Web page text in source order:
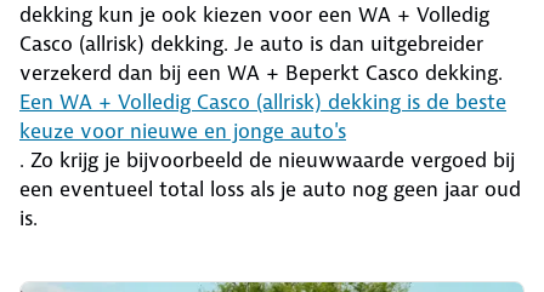
dekking kun je ook kiezen voor een WA + Volledig
Casco (allrisk) dekking. Je auto is dan uitgebreider
verzekerd dan bij een WA + Beperkt Casco dekking.
Een WA + Volledig Casco (allrisk) dekking is de beste
keuze voor nieuwe en jonge auto's
. Zo krijg je bijvoorbeeld de nieuwwaarde vergoed bij
een eventueel total loss als je auto nog geen jaar oud
is.